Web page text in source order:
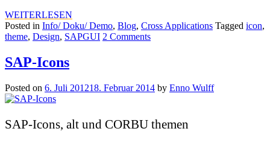
WEITERLESEN
Posted in Info/ Doku/ Demo, Blog, Cross Applications Tagged icon,
theme, Design, SAPGUI 2 Comments
SAP-Icons
Posted on 6. Juli 201218. Februar 2014 by Enno Wulff
SAP-Icons, alt und CORBU themen